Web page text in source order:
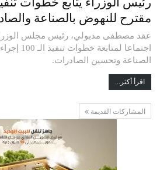
مقترح للنهوض بالصناعة
عقد مصطفى مدبولي، رئيس مجلس
اجتماعا
الصناعة وتحسين الصادرات.
اقرأ أكثر...
المشاركات القديمة